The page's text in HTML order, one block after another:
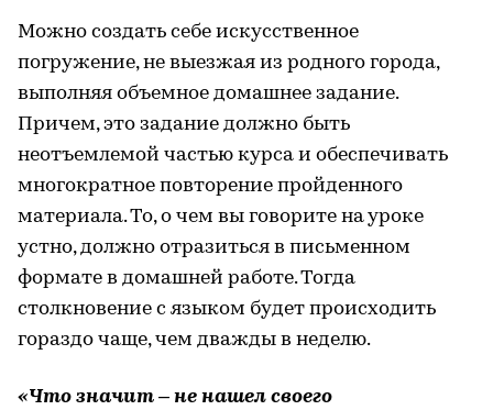
Можно создать себе искусственное
погружение, не выезжая из родного города,
выполняя объемное домашнее задание.
Причем, это задание должно быть
неотъемлемой частью курса и обеспечивать
многократное повторение пройденного
материала. То, о чем вы говорите на уроке
устно, должно отразиться в письменном
формате в домашней работе. Тогда
столкновение с языком будет происходить
гораздо чаще, чем дважды в неделю.
«Что значит – не нашел своего